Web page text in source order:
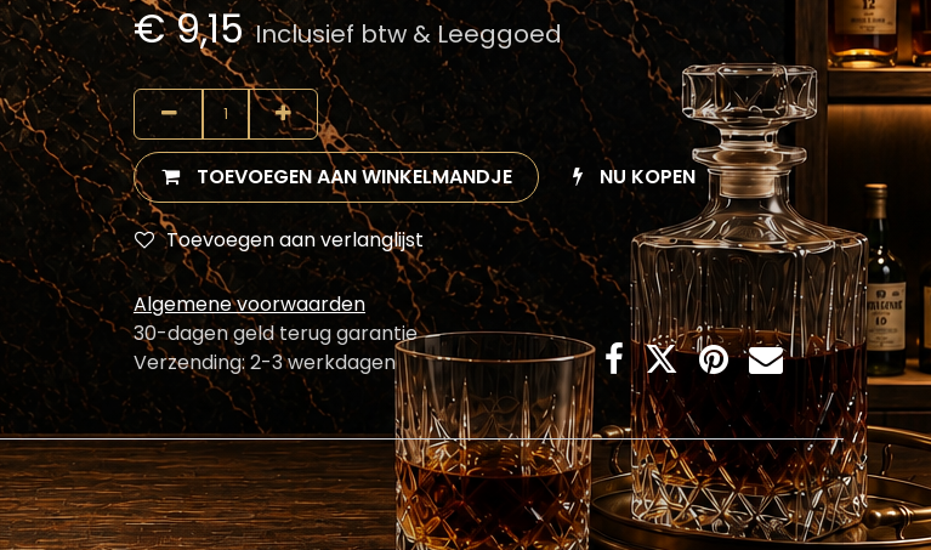
€9,15 Inclusief btw & Leeggoed
TOEVOEGEN AAN WINKELMANDJE NU KOPEN
Toevoegen aan verlanglijst
Algemene voorwaarden
30-dagen geld terug garantie
Verzending: 2-3 werkdagen